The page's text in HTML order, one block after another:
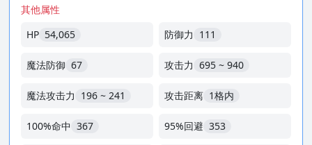
其他属性
HP 54,065 防御力 111
魔法防御 67 攻击力 695 ~ 940
魔法攻击力 196 ~ 241 攻击距离 1格内
100%命中 367 95%回避 353